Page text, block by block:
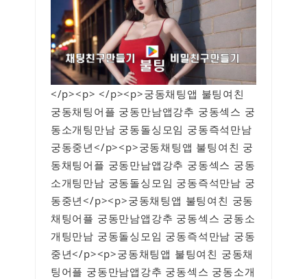
</p><p> </p><p>궁동채팅앱 불팅여친
궁동채팅어플 궁동만남앱강추 궁동섹스 궁
동소개팅만남 궁동돌싱모임 궁동즉석만남
궁동중년</p><p>궁동채팅앱 불팅여친 궁
동채팅어플 궁동만남앱강추 궁동섹스 궁동
소개팅만남 궁동돌싱모임 궁동즉석만남 궁
동중년</p><p>궁동채팅앱 불팅여친 궁동
채팅어플 궁동만남앱강추 궁동섹스 궁동소
개팅만남 궁동돌싱모임 궁동즉석만남 궁동
중년</p><p>궁동채팅앱 불팅여친 궁동채
팅어플 궁동만남앱강추 궁동섹스 궁동소개